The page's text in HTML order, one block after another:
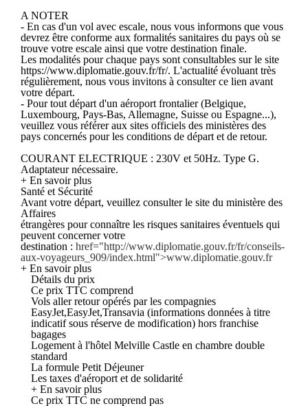
A NOTER
- En cas d'un vol avec escale, nous vous informons que vous
devrez être conforme aux formalités sanitaires du pays où se
trouve votre escale ainsi que votre destination finale.
Les modalités pour chaque pays sont consultables sur le site
https://www.diplomatie.gouv.fr/fr/. L'actualité évoluant très
régulièrement, nous vous invitons à consulter ce lien avant
votre départ.
- Pour tout départ d'un aéroport frontalier (Belgique,
Luxembourg, Pays-Bas, Allemagne, Suisse ou Espagne...),
veuillez vous référer aux sites officiels des ministères des
pays concernés pour les conditions de départ et de retour.
COURANT ELECTRIQUE : 230V et 50Hz. Type G.
Adaptateur nécessaire.
+ En savoir plus
Santé et Sécurité
Avant votre départ, veuillez consulter le site du ministère des
Affaires
étrangères pour connaître les risques sanitaires éventuels qui
peuvent concerner votre
destination : href="http://www.diplomatie.gouv.fr/fr/conseils-
aux-voyageurs_909/index.html">www.diplomatie.gouv.fr
+ En savoir plus
Détails du prix
Ce prix TTC comprend
Vols aller retour opérés par les compagnies
EasyJet,EasyJet,Transavia (informations données à titre
indicatif sous réserve de modification) hors franchise
bagages
Logement à l'hôtel Melville Castle en chambre double
standard
La formule Petit Déjeuner
Les taxes d'aéroport et de solidarité
+ En savoir plus
Ce prix TTC ne comprend pas